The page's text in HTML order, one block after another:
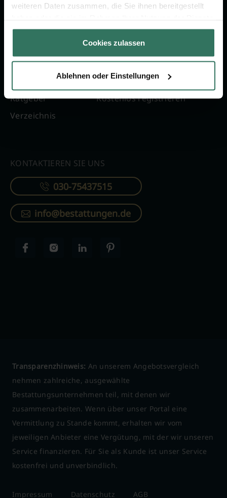
weiteren Daten zusammen, die Sie ihnen bereitgestellt
gesammelt haben.
Cookies zulassen
Ablehnen oder Einstellungen
FÜR SIE
Ratgeber
Verzeichnis
FÜR BESTATTER
Online-Portal
Kostenlos registrieren
KONTAKTIEREN SIE UNS
030-75437515
info@bestattungen.de
Transparenzhinweis: An unserem Angebotsvergleich
nehmen zahlreiche, ausgewählte
Bestattungsunternehmen teil, mit denen wir
zusammenarbeiten. Wenn über unser Portal eine
Vermittlung zu Stande kommt, erhalten wir vom
jeweiligen Anbieter eine Vergütung, mit der wir unseren
Service finanzieren. Für Sie als Kunde ist unser Service
kostenfrei und unverbindlich.
Impressum Datenschutz AGB